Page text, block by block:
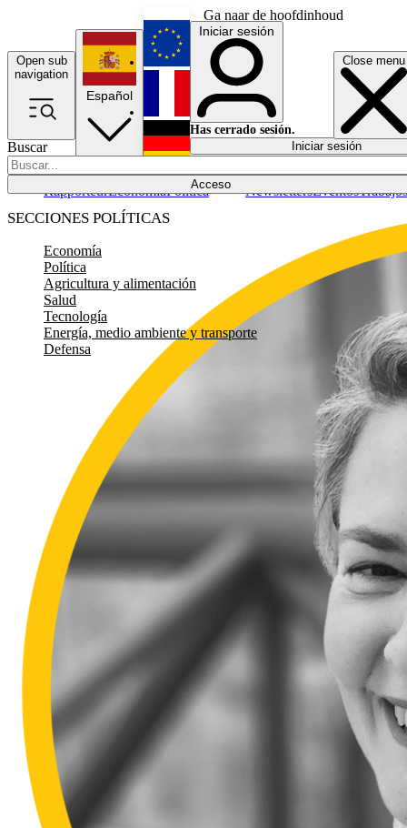
Ga naar de hoofdinhoud
Open sub
navigation
Close menu
Buscar
Acceso
SECCIONES POLÍTICAS
Economía
Política
Agricultura y alimentación
Salud
Tecnología
Energía, medio ambiente y transporte
Defensa
RapporteurEconomíaPolítica NewslettersEventosTrabajos
Español
English
Français
Iniciar sesión
Has cerrado sesión.
Iniciar sesión